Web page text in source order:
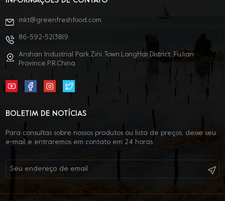
mkt@greenfreshfood.com
86-592-5213819
Anshan Industrial Park,Zini Town,LongHai District ,FuJian
Province,P.R.China
BOLETIM DE NOTÍCIAS
Para consultas sobre nossos produtos ou lista de preços, deixe seu
e-mail e entraremos em contato em 24 horas.